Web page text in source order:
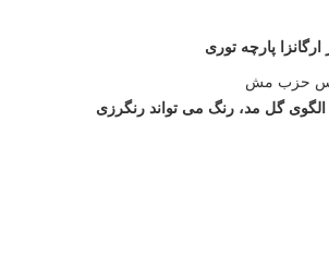
ارگانزا پارچه توری
حزب مش
الگوی گل مد، رنگ می تواند رنگرزی